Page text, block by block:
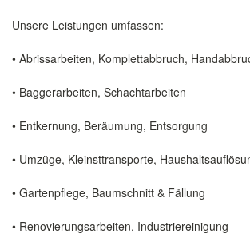
Unsere Leistungen umfassen:
• Abrissarbeiten, Komplettabbruch,
• Baggerarbeiten, Schachtarbeiten
• Entkernung, Beräumung, Entsorgung
• Umzüge, Kleinsttransporte,
• Gartenpflege, Baumschnitt & Fällung
• Renovierungsarbeiten, Industriereinigung